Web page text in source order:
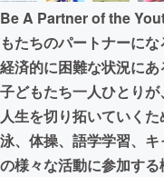
まちづくり
CAMPFIRE for
CAMPFIREふる
Be A Partner of the
もたちのパートナーに
経済的に困難な状況に
子どもたち一人ひとり
人生を切り拓いていく
泳、体操、語学学習、
の様々な活動に参加す